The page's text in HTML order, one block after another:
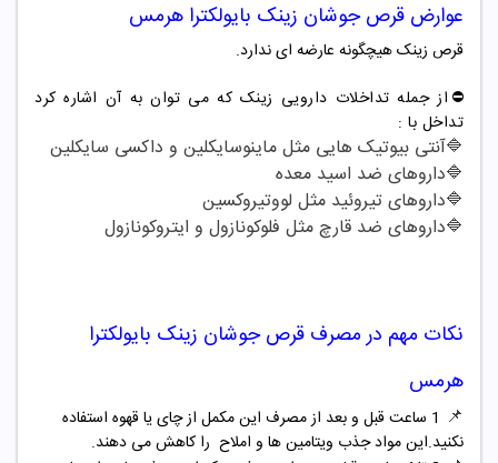
عوارض قرص جوشان زینک بایولکترا هرمس
قرص زینک هیچگونه عارضه ای ندارد.
⛔️از جمله تداخلات دارویی زینک که می توان به آن اشاره کرد
تداخل با :
🔷آنتی بیوتیک هایی مثل ماینوسایکلین و داکسی سایکلین
🔷داروهای ضد اسید معده
🔷داروهای تیروئید مثل لووتیروکسین
🔷داروهای ضد قارچ مثل فلوکونازول و ایتروکونازول
نکات مهم در مصرف قرص جوشان زینک بایولکترا
هرمس
📌
1 ساعت قبل و بعد از مصرف این مکمل از چای یا قهوه استفاده
نکنید.این مواد جذب ویتامین ها و املاح را کاهش می دهند.